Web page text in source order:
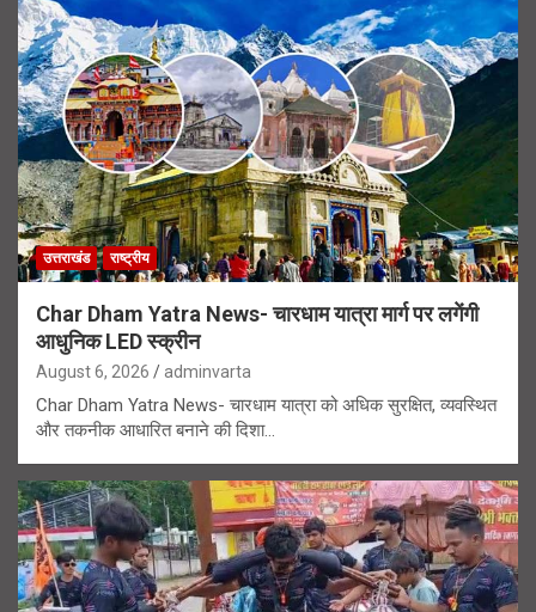
उत्तराखंड राष्ट्रीय
Char Dham Yatra News- चारधाम यात्रा मार्ग पर लगेंगी
आधुनिक LED स्क्रीन
August 6, 2026 adminvarta
Char Dham Yatra News- चारधाम यात्रा को अधिक सुरक्षित, व्यवस्थित
और तकनीक आधारित बनाने की दिशा…